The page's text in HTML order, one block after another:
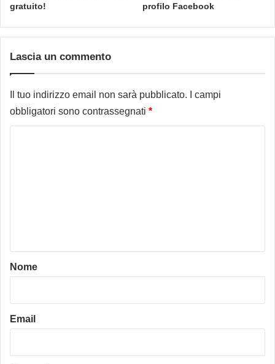
gratuito!
profilo Facebook
Lascia un commento
Il tuo indirizzo email non sarà pubblicato.
I campi
obbligatori sono contrassegnati *
o
Nome
Email